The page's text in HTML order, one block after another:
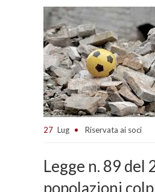
27 Lug Riservata ai soci
Legge n. 89
popolazioni